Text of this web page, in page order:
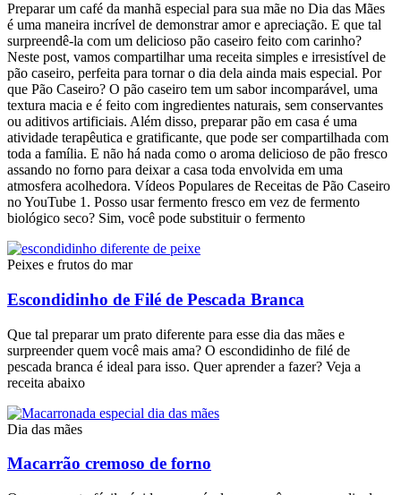
Preparar um café da manhã especial para sua mãe no Dia das Mães
é uma maneira incrível de demonstrar amor e apreciação. E que tal
surpreendê-la com um delicioso pão caseiro feito com carinho?
Neste post, vamos compartilhar uma receita simples e irresistível de
pão caseiro, perfeita para tornar o dia dela ainda mais especial. Por
que Pão Caseiro? O pão caseiro tem um sabor incomparável, uma
textura macia e é feito com ingredientes naturais, sem conservantes
ou aditivos artificiais. Além disso, preparar pão em casa é uma
atividade terapêutica e gratificante, que pode ser compartilhada com
toda a família. E não há nada como o aroma delicioso de pão fresco
assando no forno para deixar a casa toda envolvida em uma
atmosfera acolhedora. Vídeos Populares de Receitas de Pão Caseiro
no YouTube 1. Posso usar fermento fresco em vez de fermento
biológico seco? Sim, você pode substituir o fermento
Peixes e frutos do mar
Escondidinho de Filé de Pescada Branca
Que tal preparar um prato diferente para esse dia das mães e
surpreender quem você mais ama? O escondidinho de filé de
pescada branca é ideal para isso. Quer aprender a fazer? Veja a
receita abaixo
Dia das mães
Macarrão cremoso de forno